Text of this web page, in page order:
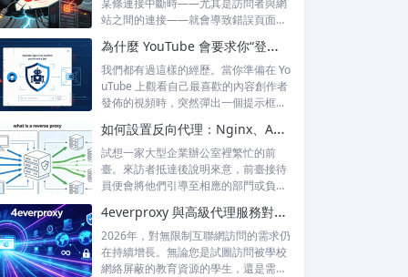
某條連接中斷時——尤其是訪問者與網
站之間的連接——就會導致錯誤頁面的
為什麼 YouTube 會要求你“登錄以確認你不是機器人”？
我們都有過這樣的經歷。當你準備在 Yo
uTube 上觀看自己最喜歡的內容創作者
發佈的視頻時，突然彈出一個提示框...
如何設置反向代理：Nginx、Apache 和 HAProxy 詳解
試想一家大型企業辦公室裡繁忙的前
臺。來訪者抵達後說明來意，前臺接待
員便會將他們引導至相應的部門或負責
4everproxy 與高級代理服務對比：速度、隱私和可靠性的比較
2026年，對無限制互聯網訪問的需求仍
在持續增長。無論您是試圖訪問被學校
網絡屏蔽的教育資源的學生，還是需要